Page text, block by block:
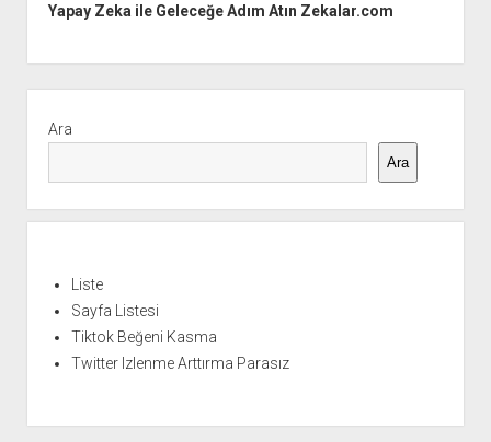
Yapay Zeka ile Geleceğe Adım Atın Zekalar.com
Menü
Ara
Ara
Liste
Sayfa Listesi
Tiktok Beğeni Kasma
Twitter Izlenme Arttırma Parasız